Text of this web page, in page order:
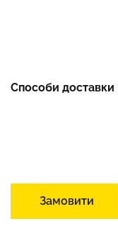
Способи доставки
Замовити